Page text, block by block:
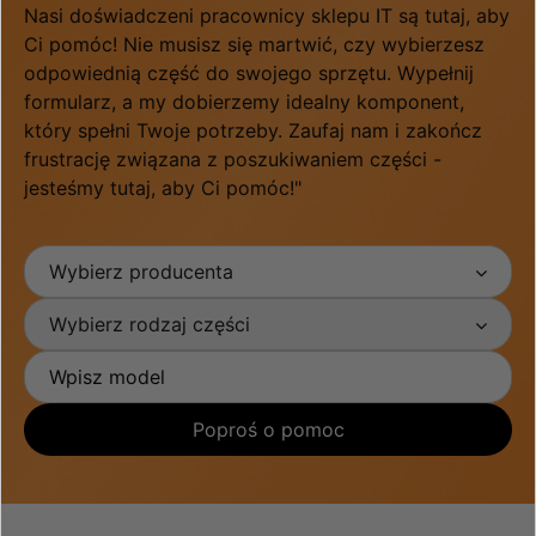
Nasi doświadczeni pracownicy sklepu IT są tutaj, aby
Ci pomóc! Nie musisz się martwić, czy wybierzesz
odpowiednią część do swojego sprzętu. Wypełnij
formularz, a my dobierzemy idealny komponent,
który spełni Twoje potrzeby. Zaufaj nam i zakończ
frustrację związana z poszukiwaniem części -
jesteśmy tutaj, aby Ci pomóc!"
Wybierz producenta
Wybierz rodzaj części
Poproś o pomoc